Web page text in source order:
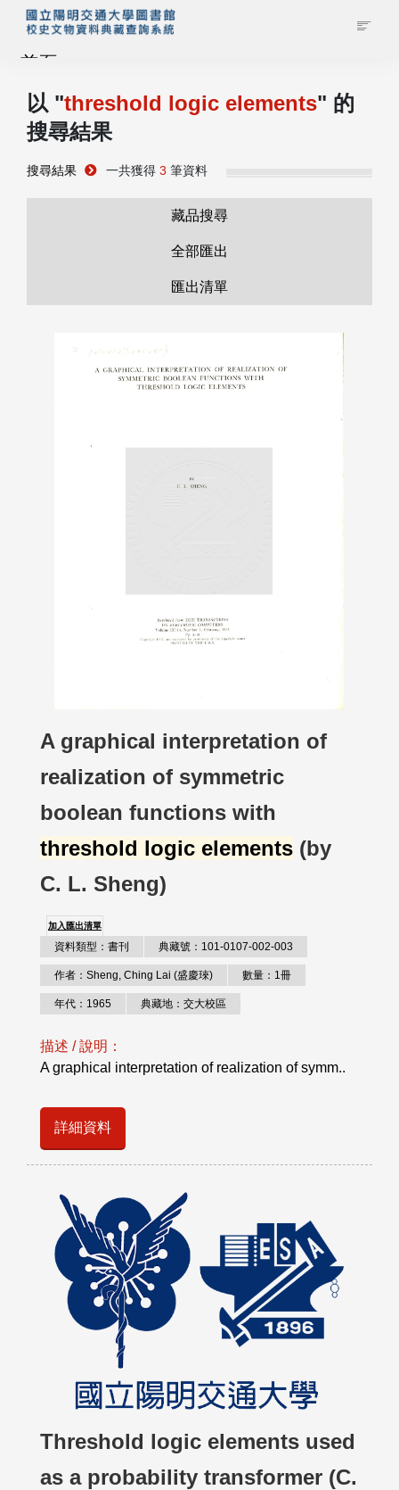
首頁
藏品查詢
校史館簡介
管理者登入
以 "threshold logic elements" 的
搜尋結果
搜尋結果 一共獲得 3 筆資料
藏品搜尋
全部匯出
匯出清單
A graphical interpretation of
realization of symmetric
boolean functions with
threshold logic elements (by
C. L. Sheng)
加入匯出清單
資料類型：書刊 典藏號：101-0107-002-003
作者：Sheng, Ching Lai (盛慶琜) 數量：1冊
年代：1965 典藏地：交大校區
描述 / 說明：
A graphical interpretation of realization of symm..
詳細資料
Threshold logic elements used
as a probability transformer (C.